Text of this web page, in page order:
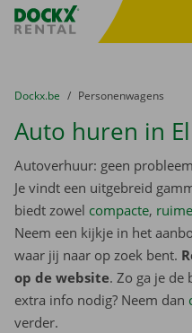
Fratello DEMO
U bevindt zich hier:
van
Dockx.be naar
Personenwagens
Auto huren in
Autoverhuur: geen
Je vindt een uitgebreid
biedt zowel compacte, ruime
Neem een kijkje in het
waar jij naar op zoek bent.
op de website. Zo ga je de
extra info nodig? Neem dan
verder.